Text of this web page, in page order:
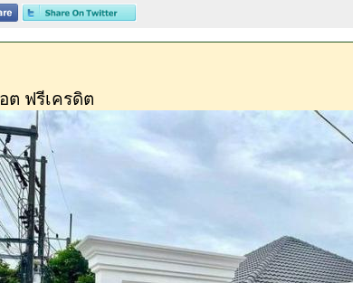
ต ฟรีเครดิต